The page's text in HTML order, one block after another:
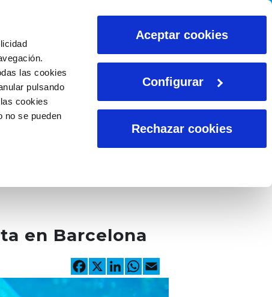
las cookies
pulsando
cookies
no se pueden
Aceptar cookies
Configurar
Rechazar cookies
en Barcelona
Facebook
X LinkedIn
WhatsApp